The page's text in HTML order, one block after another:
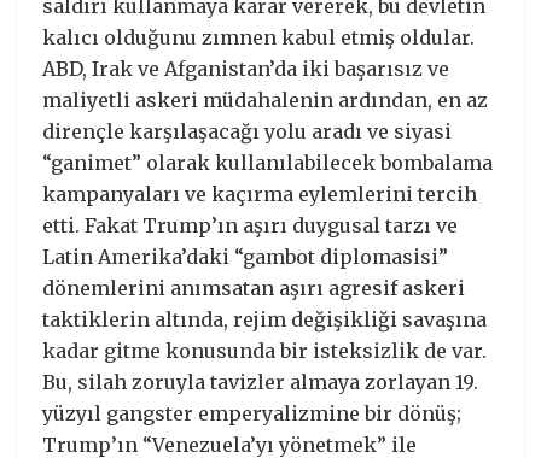
saldırı kullanmaya karar vererek, bu devletin
kalıcı olduğunu zımnen kabul etmiş oldular.
ABD, Irak ve Afganistan’da iki başarısız ve
maliyetli askeri müdahalenin ardından, en az
dirençle karşılaşacağı yolu aradı ve siyasi
“ganimet” olarak kullanılabilecek bombalama
kampanyaları ve kaçırma eylemlerini tercih
etti. Fakat Trump’ın aşırı duygusal tarzı ve
Latin Amerika’daki “gambot diplomasisi”
dönemlerini anımsatan aşırı agresif askeri
taktiklerin altında, rejim değişikliği savaşına
kadar gitme konusunda bir isteksizlik de var.
Bu, silah zoruyla tavizler almaya zorlayan 19.
yüzyıl gangster emperyalizmine bir dönüş;
Trump’ın “Venezuela’yı yönetmek” ile